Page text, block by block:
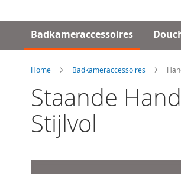
Badkameraccessoires
Home Badkameraccessoires
Staande
Stijlvol